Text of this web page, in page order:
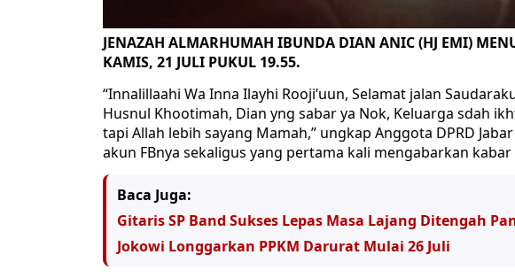
JENAZAH ALMARHUMAH IBUNDA DIAN ANIC (HJ EMI)
KAMIS, 21 JULI PUKUL 19.55.
“Innalillaahi Wa Inna Ilayhi Rooji’uun, Selamat jalan
Husnul Khootimah, Dian yng sabar ya Nok, Keluarga sdah
tapi Allah lebih sayang Mamah,” ungkap Anggota DPRD
akun FBnya sekaligus yang pertama kali mengabarkan
Baca Juga:
Gitaris SP Band Sukses Lepas Masa Lajang Ditengah
Jokowi Longgarkan PPKM Darurat Mulai 26 Juli